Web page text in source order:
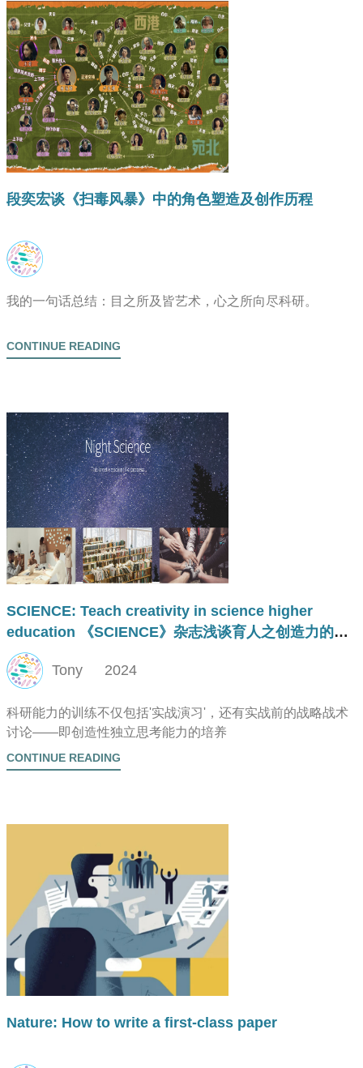
段奕宏谈《扫毒风暴》中的角色塑造及创作历程
我的一句话总结：目之所及皆艺术，心之所向尽科研。
CONTINUE READING
SCIENCE: Teach creativity in science higher
education 《SCIENCE》杂志浅谈育人之创造力的培
养
Tony
2024
科研能力的训练不仅包括'实战演习'，还有实战前的战略战术
讨论——即创造性独立思考能力的培养
CONTINUE READING
Nature: How to write a first-class paper